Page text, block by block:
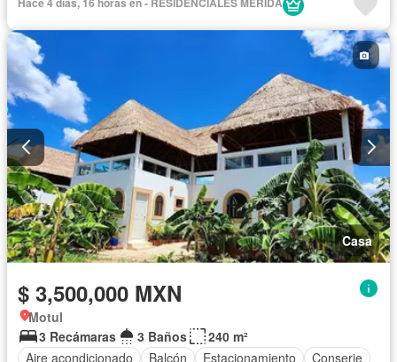
Casa
$ 3,500,000 MXN
Motul
3 Recámaras
3 Baños
240 m²
Aire acondicionado
Balcón Estacionamiento
Conserje